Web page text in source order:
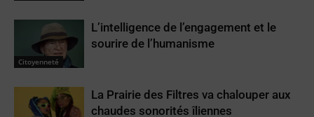
Citoyenneté
L’intelligence de l’engagement et le
sourire de l’humanisme
La Prairie des Filtres va chalouper aux
chaudes sonorités îliennes